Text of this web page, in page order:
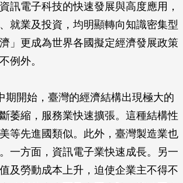
訊電子科技的快速發展與高度應用，
就業及投資，均明顯轉向知識密集型
」更成為世界各國擬定經濟發展政策
例外。
期開始，臺灣的經濟結構出現極大的
萎縮，服務業快速擴張。這種結構性
等先進國類似。此外，臺灣製造業也
一方面，資訊電子業快速成長。另一
及勞動成本上升，迫使企業主不得不